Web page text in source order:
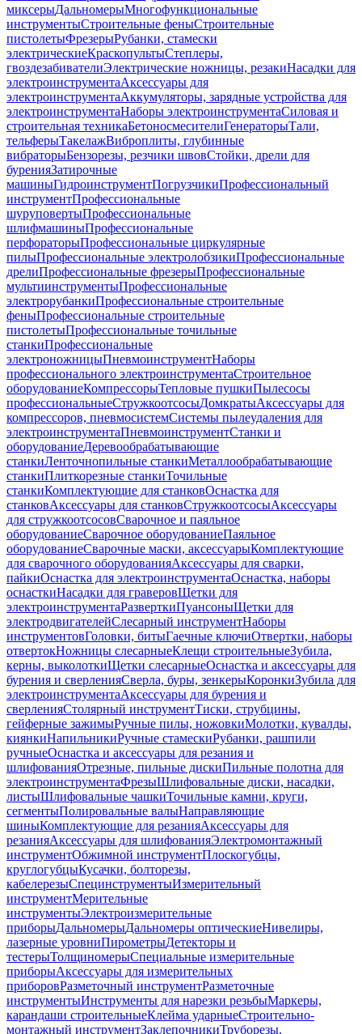
миксерыДальномерыМногофункциональные
инструментыСтроительные феныСтроительные
пистолетыФрезерыРубанки, стамески
электрическиеКраскопультыСтеплеры,
гвоздезабивателиЭлектрические ножницы, резакиНасадки для
электроинструментаАксессуары для
электроинструментаАккумуляторы, зарядные устройства для
электроинструментаНаборы электроинструментаСиловая и
строительная техникаБетоносмесителиГенераторыТали,
тельферыТакелажВиброплиты, глубинные
вибраторыБензорезы, резчики швовСтойки, дрели для
буренияЗатирочные
машиныГидроинструментПогрузчикиПрофессиональный
инструментПрофессиональные
шуруповертыПрофессиональные
шлифмашиныПрофессиональные
перфораторыПрофессиональные циркулярные
пилыПрофессиональные электролобзикиПрофессиональные
дрелиПрофессиональные фрезерыПрофессиональные
мультиинструментыПрофессиональные
электрорубанкиПрофессиональные строительные
феныПрофессиональные строительные
пистолетыПрофессиональные точильные
станкиПрофессиональные
электроножницыПневмоинструментНаборы
профессионального электроинструментаСтроительное
оборудованиеКомпрессорыТепловые пушкиПылесосы
профессиональныеСтружкоотсосыДомкратыАксессуары для
компрессоров, пневмосистемСистемы пылеудаления для
электроинструментаПневмоинструментСтанки и
оборудованиеДеревообрабатывающие
станкиЛенточнопильные станкиМеталлообрабатывающие
станкиПлиткорезные станкиТочильные
станкиКомплектующие для станковОснастка для
станковАксессуары для станковСтружкоотсосыАксессуары
для стружкоотсосовСварочное и паяльное
оборудованиеСварочное оборудованиеПаяльное
оборудованиеСварочные маски, аксессуарыКомплектующие
для сварочного оборудованияАксессуары для сварки,
пайкиОснастка для электроинструментаОснастка, наборы
оснасткиНасадки для граверовЩетки для
электроинструментаРазверткиПуансоныЩетки для
электродвигателейСлесарный инструментНаборы
инструментовГоловки, битыГаечные ключиОтвертки, наборы
отвертокНожницы слесарныеКлещи строительныеЗубила,
керны, выколоткиЩетки слесарныеОснастка и аксессуары для
бурения и сверленияСверла, буры, зенкерыКоронкиЗубила для
электроинструментаАксессуары для бурения и
сверленияСтолярный инструментТиски, струбцины,
гейферные зажимыРучные пилы, ножовкиМолотки, кувалды,
киянкиНапильникиРучные стамескиРубанки, рашпили
ручныеОснастка и аксессуары для резания и
шлифованияОтрезные, пильные дискиПильные полотна для
электроинструментаФрезыШлифовальные диски, насадки,
листыШлифовальные чашкиТочильные камни, круги,
сегментыПолировальные валыНаправляющие
шиныКомплектующие для резанияАксессуары для
резанияАксессуары для шлифованияЭлектромонтажный
инструментОбжимной инструментПлоскогубцы,
круглогубцыКусачки, болторезы,
кабелерезыСпецинструментыИзмерительный
инструментМерительные
инструментыЭлектроизмерительные
приборыДальномерыДальномеры оптическиеНивелиры,
лазерные уровниПирометрыДетекторы и
тестерыТолщиномерыСпециальные измерительные
приборыАксессуары для измерительных
приборовРазметочный инструментРазметочные
инструментыИнструменты для нарезки резьбыМаркеры,
карандаши строительныеКлейма ударныеСтроительно-
монтажный инструментЗаклепочникиТруборезы,